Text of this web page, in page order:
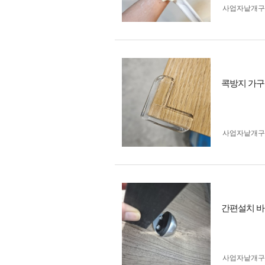
사업자 낱개
콕방지 가
사업자 낱개
간편설치
사업자 낱개